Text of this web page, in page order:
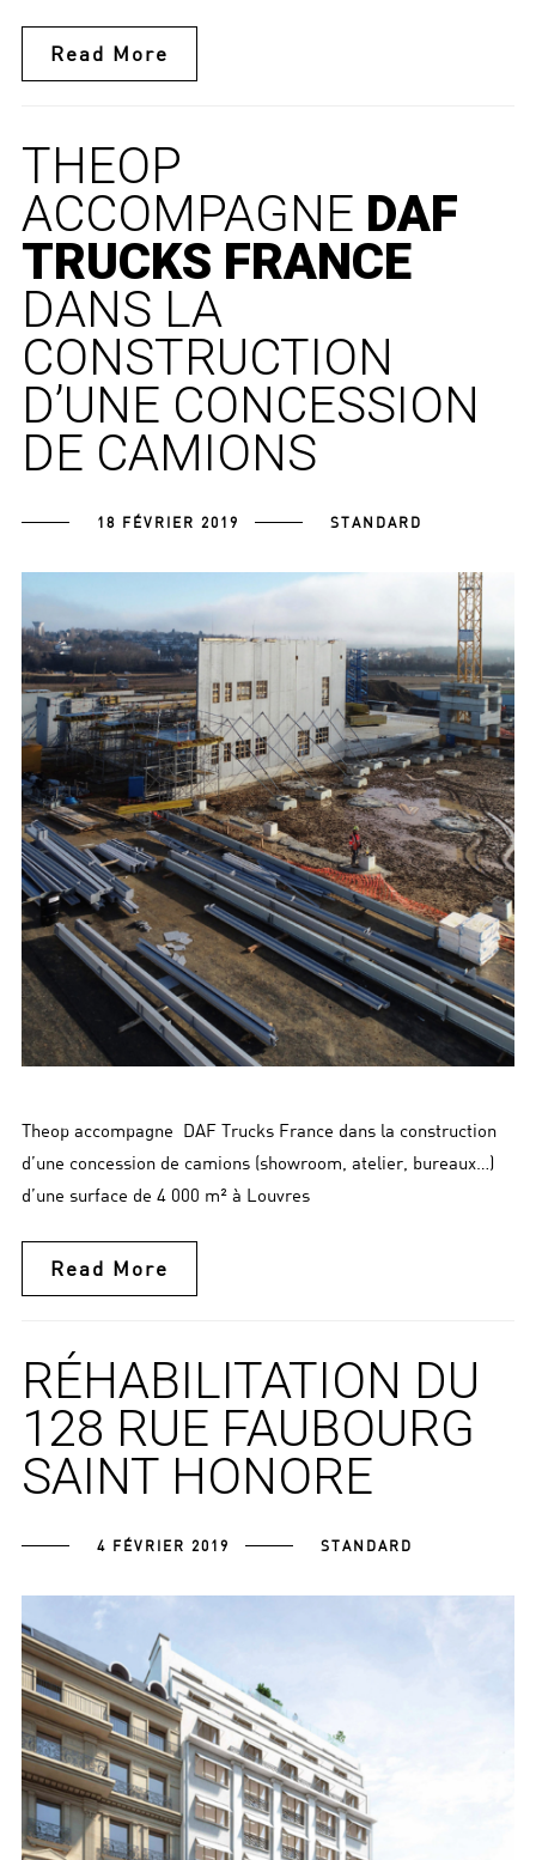
Read More
THEOP
ACCOMPAGNE DAF
TRUCKS FRANCE
DANS LA
CONSTRUCTION
D’UNE CONCESSION
DE CAMIONS
18 FÉVRIER 2019 STANDARD
Theop accompagne DAF Trucks France dans la construction
d’une concession de camions (showroom, atelier, bureaux…)
d’une surface de 4 000 m² à Louvres
Read More
RÉHABILITATION DU
128 RUE FAUBOURG
SAINT HONORE
4 FÉVRIER 2019 STANDARD